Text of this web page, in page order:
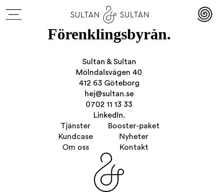
Förenklingsbyrån.
Sultan & Sultan
Mölndalsvägen 40
412 63 Göteborg
hej@sultan.se
0702 11 13 33
LinkedIn.
Tjänster
Kundcase
Om oss
Booster-paket
Nyheter
Kontakt